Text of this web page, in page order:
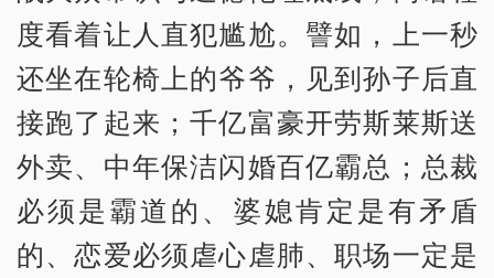
度看着让人直犯尴尬。譬如，上一秒
还坐在轮椅上的爷爷，见到孙子后直
接跑了起来；千亿富豪开劳斯莱斯送
外卖、中年保洁闪婚百亿霸总；总裁
必须是霸道的、婆媳肯定是有矛盾
的、恋爱必须虐心虐肺、职场一定是